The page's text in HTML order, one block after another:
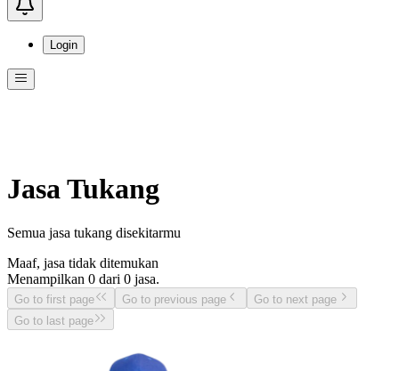
Login
Jasa Tukang
Semua jasa tukang disekitarmu
Maaf, jasa tidak ditemukan
Menampilkan 0 dari 0 jasa.
Go to first page Go to previous page
Go to next page
Go to last page